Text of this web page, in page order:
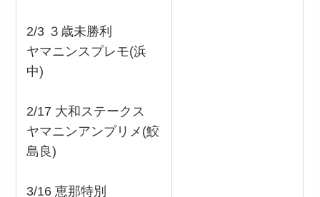
2/3 ３歳未勝利
ヤマニンスプレモ(浜
中)
2/17 大和ステークス
ヤマニンアンプリメ(鮫
島良)
3/16 恵那特別